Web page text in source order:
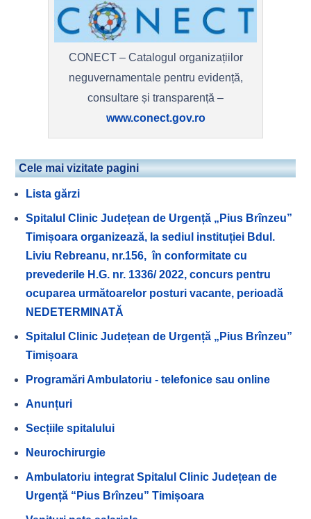
CONECT – Catalogul organizațiilor
neguvernamentale pentru evidență,
consultare și transparență –
www.conect.gov.ro
Cele mai vizitate pagini
Lista gărzi
Spitalul Clinic Județean de Urgență „Pius Brînzeu”
Timișoara organizează, la sediul instituției Bdul.
Liviu Rebreanu, nr.156, în conformitate cu
prevederile H.G. nr. 1336/ 2022, concurs pentru
ocuparea următoarelor posturi vacante, perioadă
NEDETERMINATĂ
Spitalul Clinic Județean de Urgență „Pius Brînzeu”
Timișoara
Programări Ambulatoriu - telefonice sau online
Anunțuri
Secțiile spitalului
Neurochirurgie
Ambulatoriu integrat Spitalul Clinic Județean de
Urgență “Pius Brînzeu” Timișoara